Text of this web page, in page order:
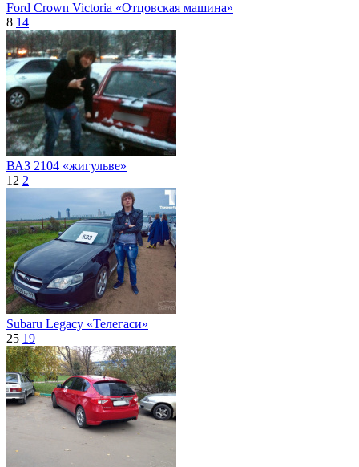
Ford Crown Victoria «Отцовская машина»
8 14
ВАЗ 2104 «жигульве»
12 2
Subaru Legacy «Телегаси»
25 19